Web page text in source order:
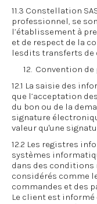
11.3 Constellation
professionnel, se
l’établissement à
et de respect de la
lesdits transferts de
12. Convention de
12.1 La saisie des
que l’acceptation
du bon ou de la
signature
valeur qu'une
12.2 Les registres
systèmes
dans des
considérés comme
commandes et des
Le client est informé